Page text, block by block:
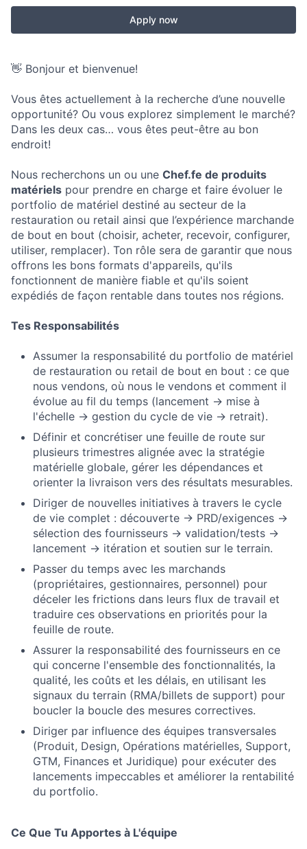
Apply now
👋 Bonjour et bienvenue!
Vous êtes actuellement à la recherche d’une nouvelle
opportunité? Ou vous explorez simplement le marché?
Dans les deux cas… vous êtes peut-être au bon
endroit!
Nous recherchons un ou une Chef.fe de produits
matériels pour prendre en charge et faire évoluer le
portfolio de matériel destiné au secteur de la
restauration ou retail ainsi que l’expérience marchande
de bout en bout (choisir, acheter, recevoir, configurer,
utiliser, remplacer). Ton rôle sera de garantir que nous
offrons les bons formats d'appareils, qu'ils
fonctionnent de manière fiable et qu'ils soient
expédiés de façon rentable dans toutes nos régions.
Tes Responsabilités
Assumer la responsabilité du portfolio de matériel
de restauration ou retail de bout en bout : ce que
nous vendons, où nous le vendons et comment il
évolue au fil du temps (lancement → mise à
l'échelle → gestion du cycle de vie → retrait).
Définir et concrétiser une feuille de route sur
plusieurs trimestres alignée avec la stratégie
matérielle globale, gérer les dépendances et
orienter la livraison vers des résultats mesurables.
Diriger de nouvelles initiatives à travers le cycle
de vie complet : découverte → PRD/exigences →
sélection des fournisseurs → validation/tests →
lancement → itération et soutien sur le terrain.
Passer du temps avec les marchands
(propriétaires, gestionnaires, personnel) pour
déceler les frictions dans leurs flux de travail et
traduire ces observations en priorités pour la
feuille de route.
Assurer la responsabilité des fournisseurs en ce
qui concerne l'ensemble des fonctionnalités, la
qualité, les coûts et les délais, en utilisant les
signaux du terrain (RMA/billets de support) pour
boucler la boucle des mesures correctives.
Diriger par influence des équipes transversales
(Produit, Design, Opérations matérielles, Support,
GTM, Finances et Juridique) pour exécuter des
lancements impeccables et améliorer la rentabilité
du portfolio.
Ce Que Tu Apportes à L'équipe